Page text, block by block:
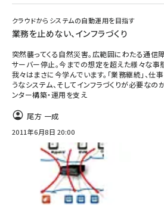
クラウドからシステムの自動運用を目指す
業務を止めない、インフラづくり
突然襲ってくる自然災害。広範囲にわたる通信
サーバー停止。今までの想定を超えた様々な事
我々はまさに今学んでいます。「業務継続」、
うなシステム、そしてインフラづくりが必要な
ンター構築・運用を支え
尾方 一成
2011年6月8日 20:00